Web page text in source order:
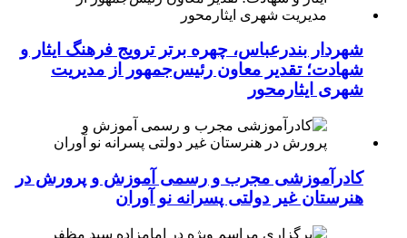
شهردار بندرعباس، چهره برتر ترویج فرهنگ ایثار و
شهادت؛ تقدیر معاون رئیس‌جمهور از مدیریت
شهری ایثارمحور
کادرآموزشی مجرب و رسمی آموزش و پرورش در
هنرستان غیر دولتی پسرانه نو آوران